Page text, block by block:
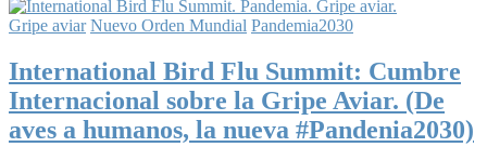
Gripe aviar Nuevo Orden Mundial Pandemia2030
International Bird Flu Summit: Cumbre
Internacional sobre la Gripe Aviar. (De
aves a humanos, la nueva #Pandenia2030)